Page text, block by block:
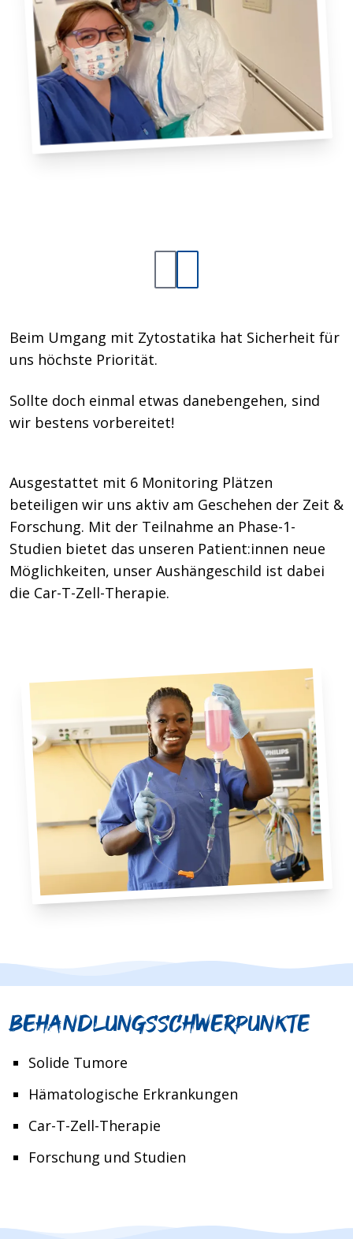
Beim Umgang mit Zytostatika hat Sicherheit für
uns höchste Priorität.
Sollte doch einmal etwas danebengehen, sind
wir bestens vorbereitet!
Ausgestattet mit 6 Monitoring Plätzen
beteiligen wir uns aktiv am Geschehen der Zeit &
Forschung. Mit der Teilnahme an Phase-1-
Studien bietet das unseren Patient:innen neue
Möglichkeiten, unser Aushängeschild ist dabei
die Car-T-Zell-Therapie.
BEHANDLUNGSSCHWERPUNKTE
Solide Tumore
Hämatologische Erkrankungen
Car-T-Zell-Therapie
Forschung und Studien